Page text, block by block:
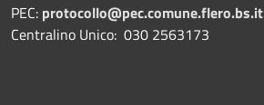
PEC: protocollo@pec.comune.flero.bs.it
Centralino Unico: 030 2563173